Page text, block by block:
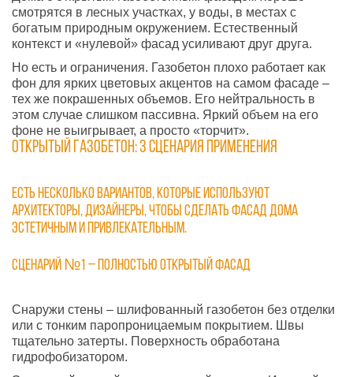
смотрятся в лесных участках, у воды, в местах с
богатым природным окружением. Естественный
контекст и «нулевой» фасад усиливают друг друга.
Но есть и ограничения. Газобетон плохо работает как
фон для ярких цветовых акцентов на самом фасаде –
тех же покрашенных объемов. Его нейтральность в
этом случае слишком пассивна. Яркий объем на его
фоне не выигрывает, а просто «торчит».
Открытый газобетон: 3 сценария применения
Есть несколько вариантов, которые используют
архитекторы, дизайнеры, чтобы сделать фасад дома
эстетичным и привлекательным.
Сценарий №1 – полностью открытый фасад
Снаружи стены – шлифованный газобетон без отделки
или с тонким паропроницаемым покрытием. Швы
тщательно затерты. Поверхность обработана
гидрофобизатором.